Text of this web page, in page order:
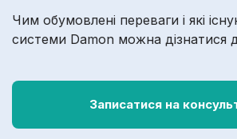
Чим обумовлені переваги і які
системи Damon можна дізнатися
Записатися на